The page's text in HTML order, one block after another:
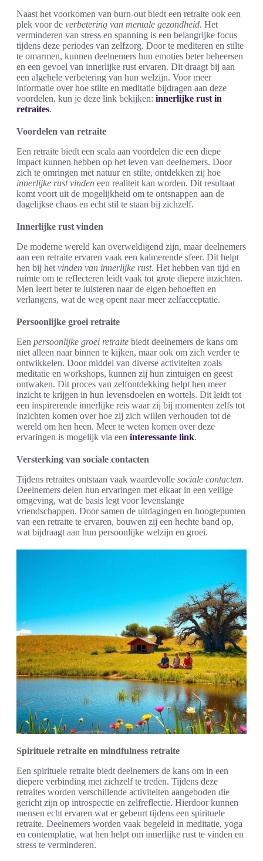
Naast het voorkomen van burn-out biedt een retraite ook een
plek voor de verbetering van mentale gezondheid. Het
verminderen van stress en spanning is een belangrijke focus
tijdens deze periodes van zelfzorg. Door te mediteren en stilte
te omarmen, kunnen deelnemers hun emoties beter beheersen
en een gevoel van innerlijke rust ervaren. Dit draagt bij aan
een algehele verbetering van hun welzijn. Voor meer
informatie over hoe stilte en meditatie bijdragen aan deze
voordelen, kun je deze link bekijken: innerlijke rust in
retraites.
Voordelen van retraite
Een retraite biedt een scala aan voordelen die een diepe
impact kunnen hebben op het leven van deelnemers. Door
zich te omringen met natuur en stilte, ontdekken zij hoe
innerlijke rust vinden een realiteit kan worden. Dit resultaat
komt voort uit de mogelijkheid om te ontsnappen aan de
dagelijkse chaos en echt stil te staan bij zichzelf.
Innerlijke rust vinden
De moderne wereld kan overweldigend zijn, maar deelnemers
aan een retraite ervaren vaak een kalmerende sfeer. Dit helpt
hen bij het vinden van innerlijke rust. Het hebben van tijd en
ruimte om te reflecteren leidt vaak tot grote diepere inzichten.
Men leert beter te luisteren naar de eigen behoeften en
verlangens, wat de weg opent naar meer zelfacceptatie.
Persoonlijke groei retraite
Een persoonlijke groei retraite biedt deelnemers de kans om
niet alleen naar binnen te kijken, maar ook om zich verder te
ontwikkelen. Door middel van diverse activiteiten zoals
meditatie en workshops, kunnen zij hun zintuigen en geest
ontwaken. Dit proces van zelfontdekking helpt hen meer
inzicht te krijgen in hun levensdoelen en wortels. Dit leidt tot
een inspirerende innerlijke reis waar zij bij momenten zelfs tot
inzichten komen over hoe zij zich willen verhouden tot de
wereld om hen heen. Meer te weten komen over deze
ervaringen is mogelijk via een interessante link.
Versterking van sociale contacten
Tijdens retraites ontstaan vaak waardevolle sociale contacten.
Deelnemers delen hun ervaringen met elkaar in een veilige
omgeving, wat de basis legt voor levenslange
vriendschappen. Door samen de uitdagingen en hoogtepunten
van een retraite te ervaren, bouwen zij een hechte band op,
wat bijdraagt aan hun persoonlijke welzijn en groei.
Spirituele retraite en mindfulness retraite
Een spirituele retraite biedt deelnemers de kans om in een
diepere verbinding met zichzelf te treden. Tijdens deze
retraites worden verschillende activiteiten aangeboden die
gericht zijn op introspectie en zelfreflectie. Hierdoor kunnen
mensen echt ervaren wat er gebeurt tijdens een spirituele
retraite. Deelnemers worden vaak begeleid in meditatie, yoga
en contemplatie, wat hen helpt om innerlijke rust te vinden en
stress te verminderen.